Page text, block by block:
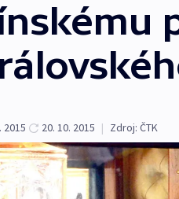
2015
20. 10. 2015 | Zdroj: ČTK